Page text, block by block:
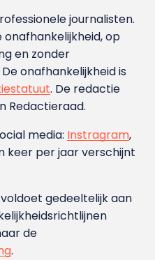
journalisten.
onafhankelijkheid, op
en zonder
onafhankelijkheid is
. De redactie
Redactieraad.
media: Instragram,
keer per jaar verschijnt
gedeeltelijk aan
de
.